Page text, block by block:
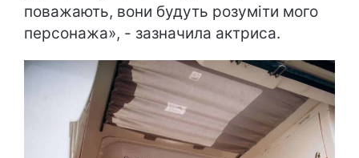
поважають, вони будуть розуміти мого
персонажа», - зазначила актриса.